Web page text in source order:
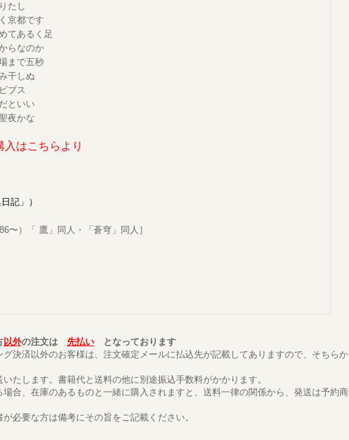
たし
京都です
てあるく足
らなのか
まで五秒
干しぬ
ブス
といい
夜かな
はこちらより
記」）
〜）「 鷹」同人・「蒼穹」同人］
以外の注文は 先払い となっております
グ決済以外のお客様は、注文確定メールに払込先が記載してありますので、そちらか
たします。書籍代と送料の他に別途振込手数料がかかります。
合、在庫のあるものと一緒に購入されますと、送料一律の関係から、発送は予約商
必要な方は備考にその旨をご記載ください。